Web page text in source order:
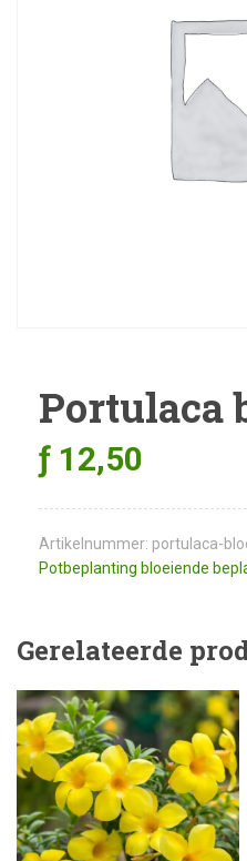
Portulaca
ƒ 12,50
Artikelnummer: portulaca-
Potbeplanting bloeiende
Gerelateerde